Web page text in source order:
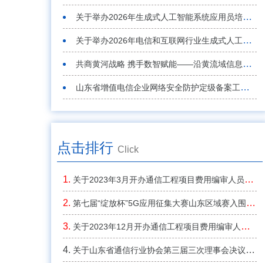
关于举办2026年生成式人工智能系统应用员培训班的通知
关于举办2026年电信和互联网行业生成式人工智能系统应用员S职业技能竞赛山东省选拔赛的通知
共商黄河战略 携手数智赋能——沿黄流域信息通信行业区域协同发展座谈会在东营召开
山东省增值电信企业网络安全防护定级备案工作座谈会在济南召开
点击排行 Click
关于2023年3月开办通信工程项目费用编审人员继续教育考核培训班的通知
第七届“绽放杯”5G应用征集大赛山东区域赛入围 决赛名单和获奖名单公布
关于2023年12月开办通信工程项目费用编审人员继续教育考核培训班的通知
关于山东省通信行业协会第三届三次理事会决议的通知